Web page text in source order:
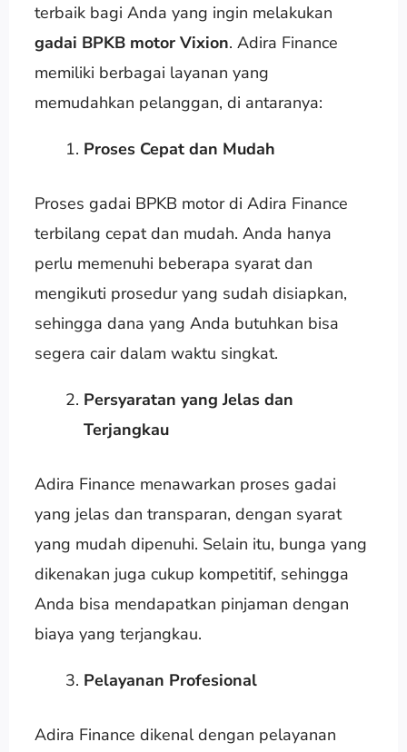
terbaik bagi Anda yang ingin melakukan
gadai BPKB motor Vixion. Adira Finance
memiliki berbagai layanan yang
memudahkan pelanggan, di antaranya:
Proses Cepat dan Mudah
Proses gadai BPKB motor di Adira Finance
terbilang cepat dan mudah. Anda hanya
perlu memenuhi beberapa syarat dan
mengikuti prosedur yang sudah disiapkan,
sehingga dana yang Anda butuhkan bisa
segera cair dalam waktu singkat.
Persyaratan yang Jelas dan
Terjangkau
Adira Finance menawarkan proses gadai
yang jelas dan transparan, dengan syarat
yang mudah dipenuhi. Selain itu, bunga yang
dikenakan juga cukup kompetitif, sehingga
Anda bisa mendapatkan pinjaman dengan
biaya yang terjangkau.
Pelayanan Profesional
Adira Finance dikenal dengan pelayanan